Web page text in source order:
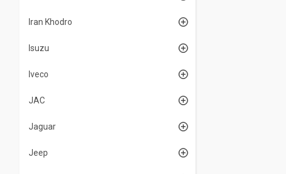
Iran Khodro
Isuzu
Iveco
JAC
Jaguar
Jeep